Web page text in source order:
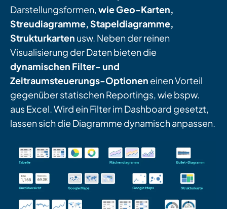
Darstellungsformen,wie Geo-Karten,
Streudiagramme, Stapeldiagramme,
Strukturkarten usw. Neben der reinen
Visualisierung der Daten bieten die
dynamischen Filter- und
Zeitraumsteuerungs-Optionen einen Vorteil
gegenüber statischen Reportings, wie bspw.
aus Excel. Wird ein Filter im Dashboard gesetzt,
lassen sich die Diagramme dynamisch anpassen.